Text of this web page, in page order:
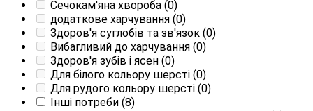
Сечокам'яна хвороба (0)
додаткове харчування (0)
Здоров'я суглобів та зв'язок (0)
Вибагливий до харчування (0)
Здоров'я зубів і ясен (0)
Для білого кольору шерсті (0)
Для рудого кольору шерсті (0)
Інші потреби (8)